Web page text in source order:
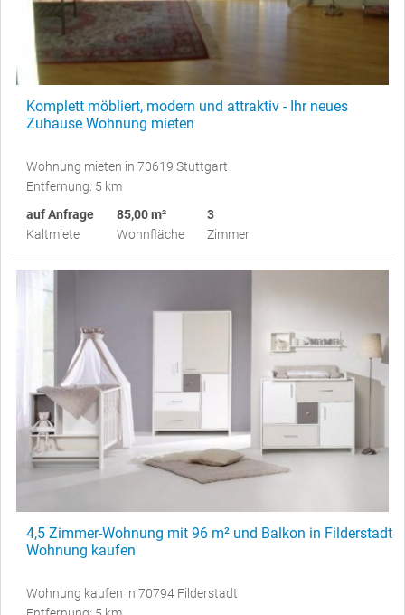
Komplett möbliert, modern und attraktiv - Ihr neues
Zuhause Wohnung mieten
Wohnung mieten in 70619 Stuttgart
Entfernung: 5 km
auf Anfrage
Kaltmiete
85,00 m²
Wohnfläche
3
Zimmer
4,5 Zimmer-Wohnung mit 96 m² und Balkon in Filderstadt
Wohnung kaufen
Wohnung kaufen in 70794 Filderstadt